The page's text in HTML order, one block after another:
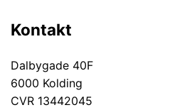
Kontakt
Dalbygade 40F
6000 Kolding
CVR 13442045